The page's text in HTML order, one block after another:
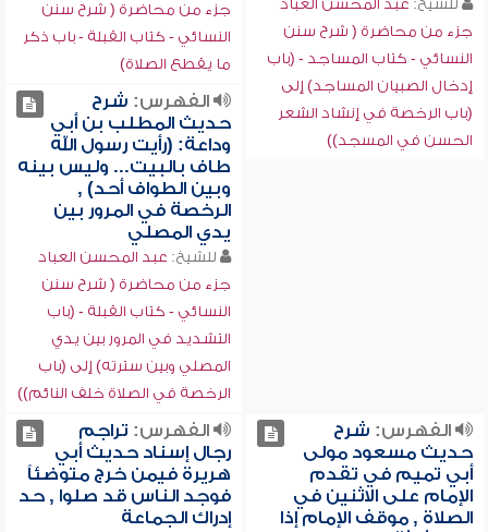
للشيخ: عبد المحسن العباد
جزء من محاضرة ( شرح سنن
النسائي - كتاب المساجد - (باب
إدخال الصبيان المساجد) إلى
(باب الرخصة في إنشاد الشعر
الحسن في المسجد))
جزء من محاضرة ( شرح سنن
النسائي - كتاب القبلة - باب ذكر
ما يقطع الصلاة)
الفهرس: شرح
حديث المطلب بن أبي
وداعة: (رأيت رسول الله
طاف بالبيت... وليس بينه
وبين الطواف أحد) ,
الرخصة في المرور بين
يدي المصلي
للشيخ: عبد المحسن العباد
جزء من محاضرة ( شرح سنن
النسائي - كتاب القبلة - (باب
التشديد في المرور بين يدي
المصلي وبين سترته) إلى (باب
الرخصة في الصلاة خلف النائم))
الفهرس: شرح
حديث مسعود مولى
أبي تميم في تقدم
الإمام على الاثنين في
الصلاة , موقف الإمام إذا
الفهرس: تراجم
رجال إسناد حديث أبي
هريرة فيمن خرج متوضئاً
فوجد الناس قد صلوا , حد
إدراك الجماعة